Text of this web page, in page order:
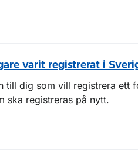
varit registrerat i
till dig som vill registrera ett
ska registreras på nytt.